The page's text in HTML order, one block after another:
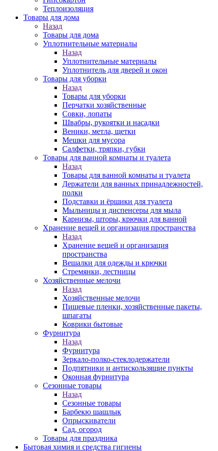
Теплоизоляция
Товары для дома
Назад
Товары для дома
Уплотнительные материалы
Назад
Уплотнительные материалы
Уплотнитель для дверей и окон
Товары для уборки
Назад
Товары для уборки
Перчатки хозяйственные
Совки, лопаты
Швабры, рукоятки и насадки
Веники, метла, щетки
Мешки для мусора
Салфетки, тряпки, губки
Товары для ванной комнаты и туалета
Назад
Товары для ванной комнаты и туалета
Держатели для ванных принадлежностей,
полки
Подставки и ёршики для туалета
Мыльницы и диспенсеры для мыла
Карнизы, шторы, крючки для ванной
Хранение вещей и организация пространства
Назад
Хранение вещей и организация
пространства
Вешалки для одежды и крючки
Стремянки, лестницы
Хозяйственные мелочи
Назад
Хозяйственные мелочи
Пищевые пленки, хозяйственные пакеты,
шпагаты
Коврики бытовые
Фурнитура
Назад
Фурнитура
Зеркало-полко-стеклодержатели
Подпятники и антискользящие пункты
Оконная фурнитура
Сезонные товары
Назад
Сезонные товары
Барбекю шашлык
Опрыскиватели
Сад, огород
Товары для праздника
Бытовая химия и средства гигиены